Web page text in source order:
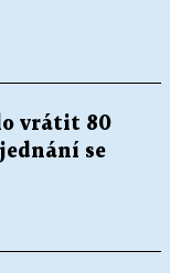
vrátit 80
se